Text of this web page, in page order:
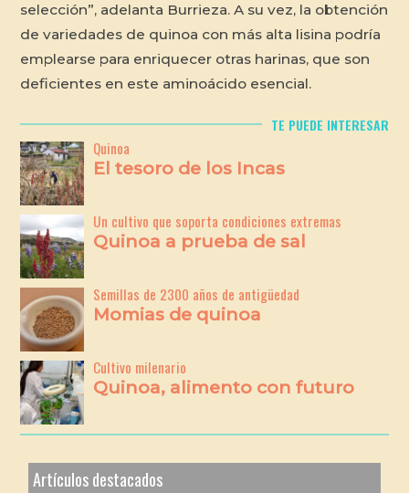
selección”, adelanta Burrieza. A su vez, la obtención
de variedades de quinoa con más alta lisina podría
emplearse para enriquecer otras harinas, que son
deficientes en este aminoácido esencial.
TE PUEDE INTERESAR
Quinoa
El tesoro de los Incas
Un cultivo que soporta condiciones extremas
Quinoa a prueba de sal
Semillas de 2300 años de antigüedad
Momias de quinoa
Cultivo milenario
Quinoa, alimento con futuro
Artículos destacados